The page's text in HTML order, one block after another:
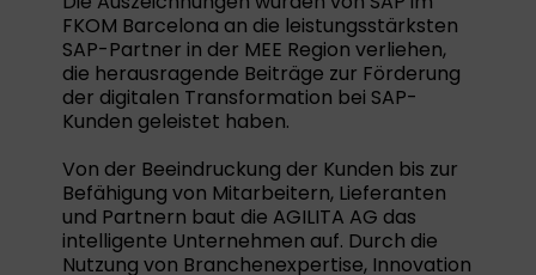
FKOM Barcelona an die leistungsstärksten
SAP-Partner in der MEE Region verliehen,
die herausragende Beiträge zur Förderung
der digitalen Transformation bei SAP-
Kunden geleistet haben.
Von der Beeindruckung der Kunden bis zur
Befähigung von Mitarbeitern, Lieferanten
und Partnern baut die AGILITA AG das
intelligente Unternehmen auf. Durch die
Nutzung von Branchenexpertise, Innovation